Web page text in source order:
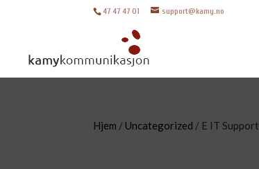
47 47 47 01 support@kamy.no
Hjem / Uncategorized / E IT Support